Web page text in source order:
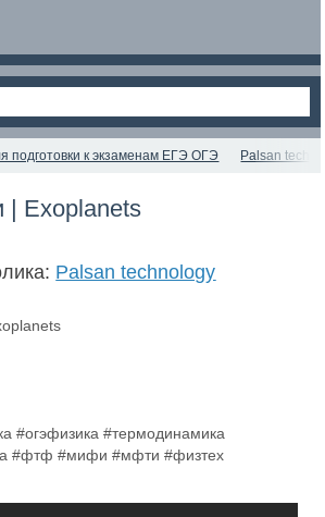
подготовки к экзаменам ЕГЭ ОГЭ Palsan
| Exoplanets
Palsan technology
#огэфизика #термодинамика
#фтф #мифи #мфти #физтех